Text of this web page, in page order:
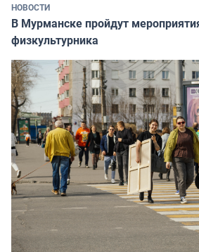
НОВОСТИ
В Мурманске пройдут
физкультурника